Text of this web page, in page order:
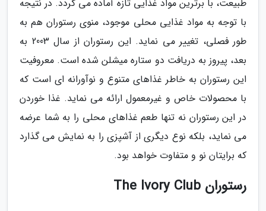
طبیعت، با برترین مواد غذایی تازه آماده می گردد. در نتیجه
با توجه به مواد غذایی محلی موجود، منوی رستوران هم به
طور فصلی، تغییر می نماید. این رستوران از سال 2003 به
بعد، پیروز به دریافت دو ستاره میشلن شده است. معروفیت
این رستوران به خاطر غذاهای متنوع و نوآورانه ای است که
با محصولات خاص و غیرمعمول ارائه می نماید. غذا خوردن
در این رستوران نه تنها طعم غذاهای محلی را به شما عرضه
می نماید، بلکه نوع دیگری از آشپزی را به نمایش می گذارد
که برایتان نو و متفاوت خواهد بود.
رستوران The Ivory Club